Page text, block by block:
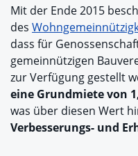
Mit der Ende 2015
des
dass für
gemeinnützigen
zur Verfügung gestellt
eine Grundmiete von
was über diesen Wert
Verbesserungs- und